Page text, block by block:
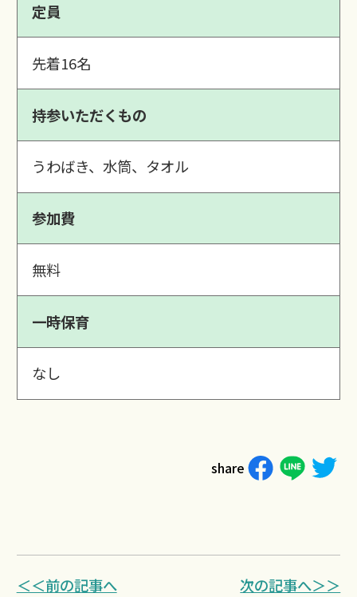
定員
先着16名
持参いただくもの
うわばき、水筒、タオル
参加費
無料
一時保育
なし
share
＜＜前の記事へ 次の記事へ＞＞